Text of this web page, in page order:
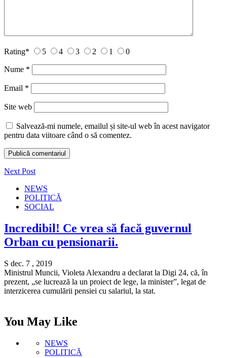
Rating* 5 4 3 2 1 0
Nume *
Email *
Site web
Salvează-mi numele, emailul și site-ul web în acest navigator
pentru data viitoare când o să comentez.
Next Post
NEWS
POLITICĂ
SOCIAL
Incredibil! Ce vrea să facă guvernul
Orban cu pensionarii.
S dec. 7 , 2019
Ministrul Muncii, Violeta Alexandru a declarat la Digi 24, că, în
prezent, „se lucrează la un proiect de lege, la minister”, legat de
interzicerea cumulării pensiei cu salariul, la stat.
You May Like
NEWS
POLITICĂ